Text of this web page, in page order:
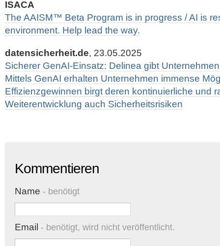
ISACA
The AAISM™ Beta Program is in progress / AI is
environment. Help lead the way.
datensicherheit.de, 23.05.2025
Sicherer GenAI-Einsatz: Delinea gibt
Mittels GenAI erhalten Unternehmen immense
Effizienzgewinnen birgt deren kontinuierliche und
Weiterentwicklung auch Sicherheitsrisiken
Kommentieren
Name - benötigt
Email - benötigt, wird nicht veröffentlicht.